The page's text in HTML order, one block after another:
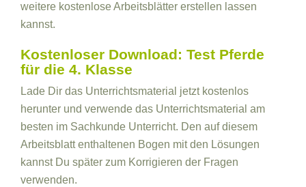
weitere kostenlose Arbeitsblätter erstellen lassen
kannst.
Kostenloser Download: Test Pferde
für die 4. Klasse
Lade Dir das Unterrichtsmaterial jetzt kostenlos
herunter und verwende das Unterrichtsmaterial am
besten im Sachkunde Unterricht. Den auf diesem
Arbeitsblatt enthaltenen Bogen mit den Lösungen
kannst Du später zum Korrigieren der Fragen
verwenden.